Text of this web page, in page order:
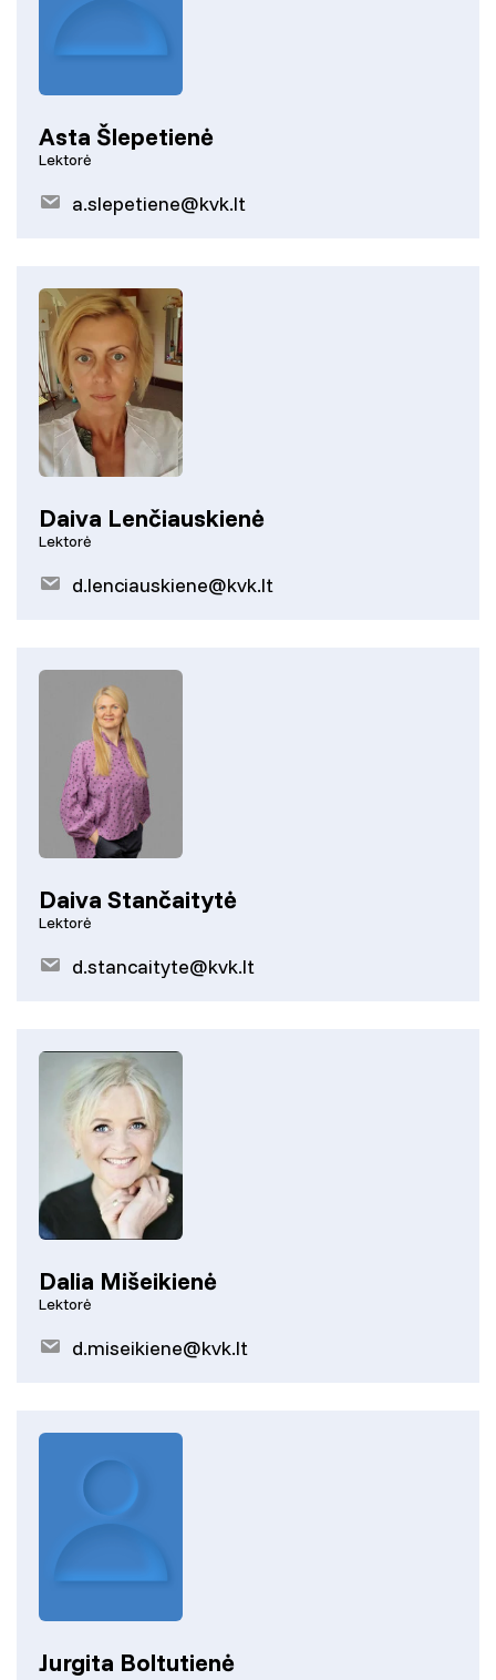
Asta Šlepetienė
Lektorė
a.slepetiene@kvk.lt
Daiva Lenčiauskienė
Lektorė
d.lenciauskiene@kvk.lt
Daiva Stančaitytė
Lektorė
d.stancaityte@kvk.lt
Dalia Mišeikienė
Lektorė
d.miseikiene@kvk.lt
Jurgita Boltutienė